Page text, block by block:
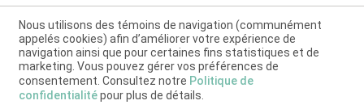
Nous utilisons des témoins de navigation (communément
appelés cookies) afin d’améliorer votre expérience de
navigation ainsi que pour certaines fins statistiques et de
marketing. Vous pouvez gérer vos préférences de
consentement. Consultez notre Politique de
confidentialitépour plus de détails.